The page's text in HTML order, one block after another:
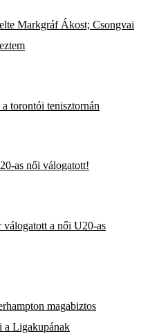
Markgráf Ákost; Csongvai
torontói tenisztornán
as női válogatott!
a női U20-as
magabiztos
a Ligakupának